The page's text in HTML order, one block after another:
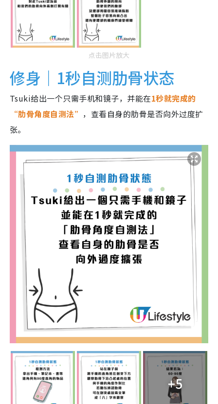
点击图片放大
修身｜1秒自测肋骨状态
Tsuki给出一个只需手机和镜子，并能在1秒就完成的
“肋骨角度自测法” ，查看自身的肋骨是否向外过度扩
张。
+5